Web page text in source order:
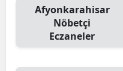
Afyonkarahisar
Nöbetçi
Eczaneler